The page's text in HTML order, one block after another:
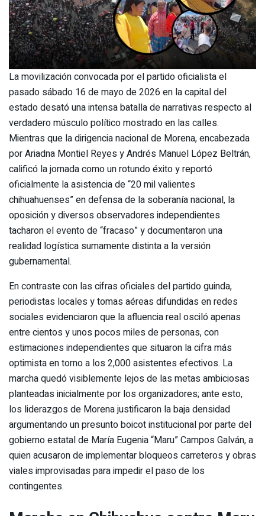
La movilización convocada por el partido oficialista el
pasado sábado 16 de mayo de 2026 en la capital del
estado desató una intensa batalla de narrativas respecto al
verdadero músculo político mostrado en las calles.
Mientras que la dirigencia nacional de Morena, encabezada
por Ariadna Montiel Reyes y Andrés Manuel López Beltrán,
calificó la jornada como un rotundo éxito y reportó
oficialmente la asistencia de “20 mil valientes
chihuahuenses” en defensa de la soberanía nacional, la
oposición y diversos observadores independientes
tacharon el evento de “fracaso” y documentaron una
realidad logística sumamente distinta a la versión
gubernamental.
En contraste con las cifras oficiales del partido guinda,
periodistas locales y tomas aéreas difundidas en redes
sociales evidenciaron que la afluencia real osciló apenas
entre cientos y unos pocos miles de personas, con
estimaciones independientes que situaron la cifra más
optimista en torno a los 2,000 asistentes efectivos. La
marcha quedó visiblemente lejos de las metas ambiciosas
planteadas inicialmente por los organizadores; ante esto,
los liderazgos de Morena justificaron la baja densidad
argumentando un presunto boicot institucional por parte del
gobierno estatal de María Eugenia “Maru” Campos Galván, a
quien acusaron de implementar bloqueos carreteros y obras
viales improvisadas para impedir el paso de los
contingentes.